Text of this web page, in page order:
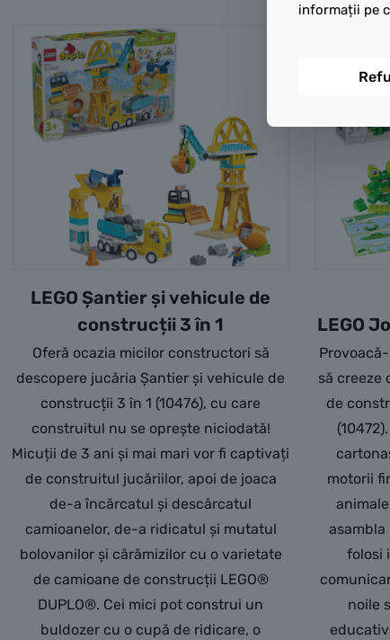
LEGO Șantier și vehicule de
construcții 3 în 1
Oferă ocazia micilor constructori să
descopere jucăria Șantier și vehicule de
construcții 3 în 1 (10476), cu care
construitul nu se oprește niciodată!
Micuții de 3 ani și mai mari vor fi captivați
de construitul jucăriilor, apoi de joaca
de-a încărcatul și descărcatul
camioanelor, de-a ridicatul și mutatul
bolovanilor și cărămizilor cu o varietate
de camioane de construcții LEGO®
DUPLO®. Cei mici pot construi un
buldozer cu o cupă de ridicare, o
LEGO
să creeze
de
motorii
folosi
noile
informații pe